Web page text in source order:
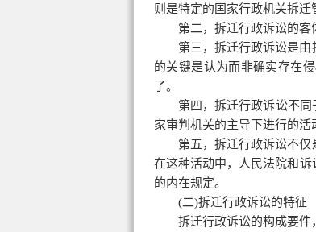
则是特定的国家行政机关拆迁
第二，拆迁行政诉讼的客
第三，拆迁行政诉讼是
的关键是认为而非确实存在
了。
第四，拆迁行政诉讼不
家审判机关的主导下进行的活
第五，拆迁行政诉讼不
在这种活动中，人民法院和
的内在规定。
(二)拆迁行政诉讼的特征
拆迁行政诉讼的构成要件